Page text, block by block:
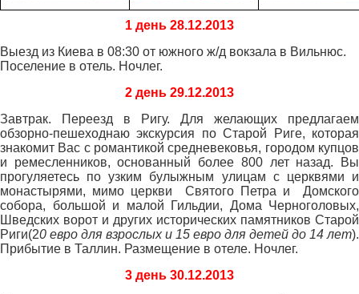
1 день 28.12.2013
Выезд из Киева в 08:30 от южного ж/д вокзала в Вильнюс.
Поселение в отель. Ночлег.
2 день 29.12.2013
Завтрак. Переезд в Ригу. Для желающих предлагаем
обзорно-пешеходнаю экскурсия по Старой Риге, которая
знакомит Вас с романтикой средневековья, городом купцов
и ремесленников, основанный более 800 лет назад. Вы
прогуляетесь по узким булыжным улицам с церквями и
монастырями, мимо церкви Святого Петра и Домского
собора, большой и малой Гильдии, Дома Черноголовых,
Шведских ворот и других исторических памятников Старой
Риги(20 евро для взрослых и 15 евро для детей до 14 лет).
Прибытие в Таллин. Размещение в отеле. Ночлег.
3 день 30.12.2013